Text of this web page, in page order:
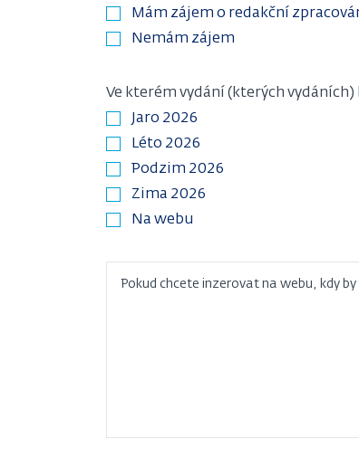
Mám zájem o redakční
Nemám zájem
Ve kterém vydání (kterých
Jaro 2026
Léto 2026
Podzim 2026
Zima 2026
Na webu
Pokud chcete inzerovat na webu, kdy by